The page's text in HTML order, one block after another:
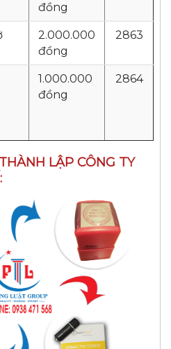
đồng
2.000.000
đồng
2863
1.000.000
đồng
2864
LẬP CÔNG TY